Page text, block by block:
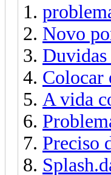
Novo
Colocar
A vida
Preciso